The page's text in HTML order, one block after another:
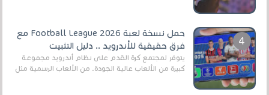
حمل نسخة لعبة Football League 2026 مع
فرق حقيقية للأندرويد .. دليل التثبيت
يتوفر لمجتمع كرة القدم على نظام أندرويد مجموعة
كبيرة من الألعاب عالية الجودة. من الألعاب الرسمية مثل